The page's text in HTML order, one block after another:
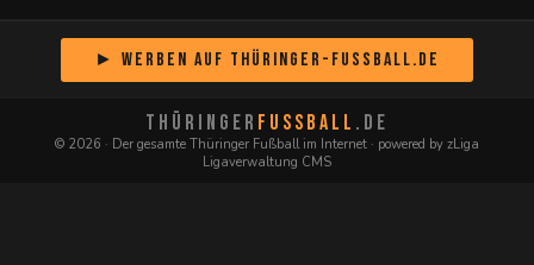
► Werben auf Thüringer-Fussball.de
THÜRINGER FUSSBALL .DE
© 2026 · Der gesamte Thüringer Fußball im Internet · powered by zLiga
Ligaverwaltung CMS